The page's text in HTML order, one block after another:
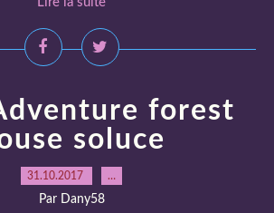
forest
soluce
31.10.2017 …
Par Dany58